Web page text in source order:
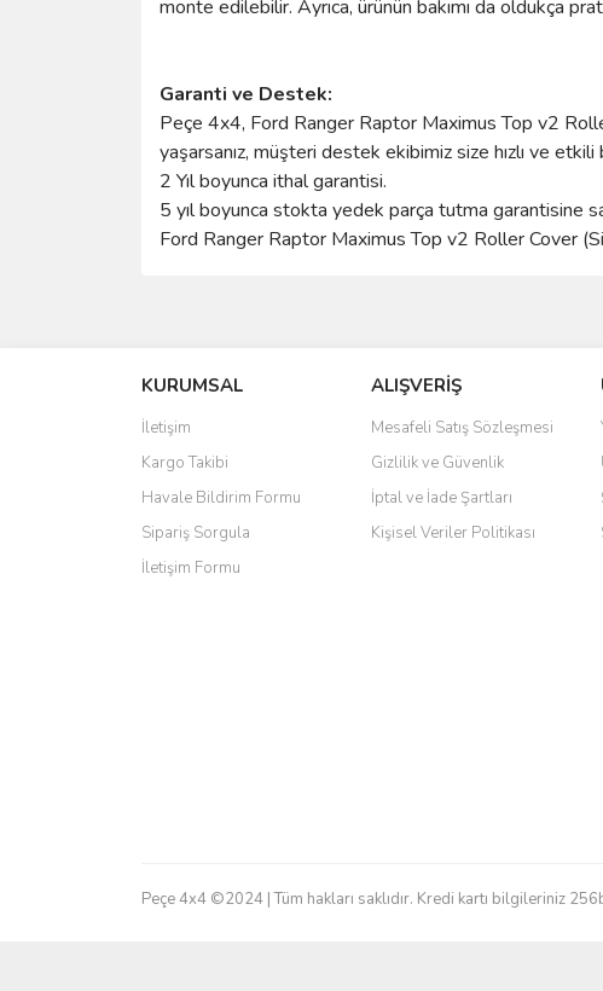
monte edilebilir. Ayrıca, ürünün bakımı da oldukça
Garanti ve Destek:
Peçe 4x4, Ford Ranger Raptor Maximus Top v2
yaşarsanız, müşteri destek ekibimiz size hızlı ve
2 Yıl boyunca ithal garantisi.
5 yıl boyunca stokta yedek parça tutma garantisine
Ford Ranger Raptor Maximus Top v2 Roller Cover
Ürün resmi kalitesiz, bozuk veya görüntülenemiyor.
Ürün açıklamasında eksik bilgiler bulunuyor.
Ürün bilgilerinde hatalar bulunuyor.
Ürün fiyatı diğer sitelerden daha pahalı.
Bu ürüne benzer farklı alternatifler olmalı.
KURUMSAL
İletişim
Kargo Takibi
Havale Bildirim Formu
Sipariş Sorgula
İletişim Formu
ALIŞVERİŞ
Mesafeli Satış Sözleşmesi
Gizlilik ve Güvenlik
İptal ve İade Şartları
Kişisel Veriler Politikası
Peçe 4x4 ©2024 | Tüm hakları saklıdır. Kredi kartı bilgileriniz